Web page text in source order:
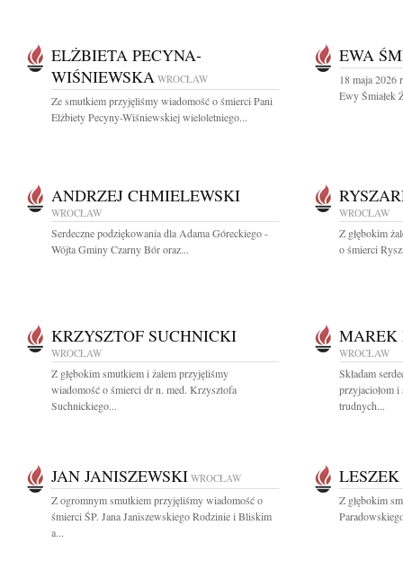
ELŻBIETA PECYNA-
WIŚNIEWSKA WROCŁAW
Ze smutkiem przyjęliśmy wiadomość o śmierci Pani
Elżbiety Pecyny-Wiśniewskiej wieloletniego...
EWA
18 maja 2026
Ewy Śmiałek
ANDRZEJ CHMIELEWSKI
WROCŁAW
Serdeczne podziękowania dla Adama Góreckiego -
Wójta Gminy Czarny Bór oraz...
WROCŁAW
Z głębokim
o śmierci
KRZYSZTOF SUCHNICKI
WROCŁAW
Z głębokim smutkiem i żalem przyjęliśmy
wiadomość o śmierci dr n. med. Krzysztofa
Suchnickiego...
MAREK
WROCŁAW
Składam
przyjaciołom
trudnych...
JAN JANISZEWSKI WROCŁAW
Z ogromnym smutkiem przyjęliśmy wiadomość o
śmierci ŚP. Jana Janiszewskiego Rodzinie i Bliskim
a...
Z głębokim